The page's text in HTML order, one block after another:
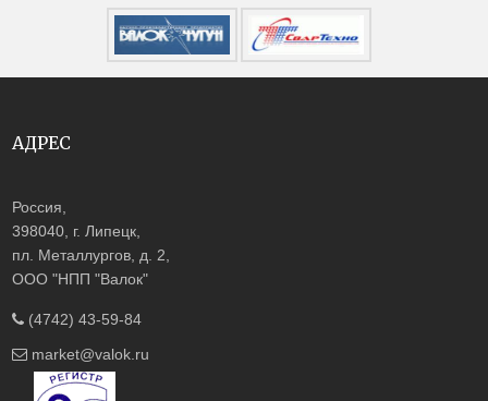
АДРЕС
Россия,
398040, г. Липецк,
пл. Металлургов, д. 2,
ООО "НПП "Валок"
(4742) 43-59-84
market@valok.ru